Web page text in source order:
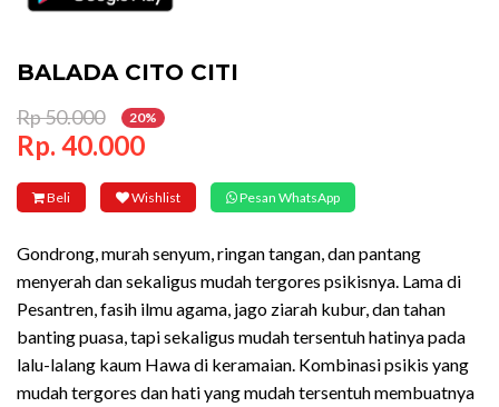
BALADA CITO CITI
Rp 50.000 20%
Rp. 40.000
Beli Wishlist Pesan WhatsApp
Gondrong, murah senyum, ringan tangan, dan pantang
menyerah dan sekaligus mudah tergores psikisnya. Lama di
Pesantren, fasih ilmu agama, jago ziarah kubur, dan tahan
banting puasa, tapi sekaligus mudah tersentuh hatinya pada
lalu-lalang kaum Hawa di keramaian. Kombinasi psikis yang
mudah tergores dan hati yang mudah tersentuh membuatnya